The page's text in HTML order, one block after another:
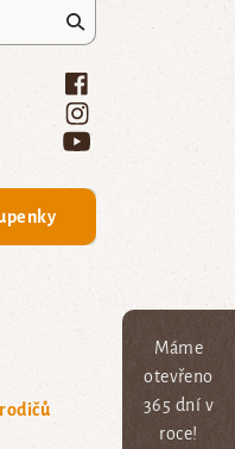
Máme
otevřeno
365 dní v
roce!